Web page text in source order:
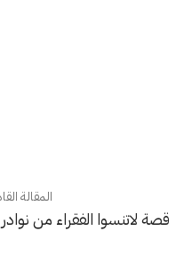
المقالة
قصة لاتنسوا الفقراء من